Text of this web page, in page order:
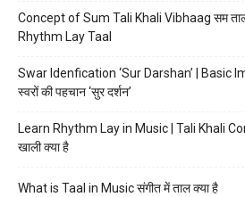
Concept of Sum Tali Khali Vibhaag सम
Rhythm Lay Taal
Swar Idenfication ‘Sur Darshan’ | Basic
स्वरों की पहचान ‘सुर दर्शन’
Learn Rhythm Lay in Music | Tali Khali
खाली क्या है
What is Taal in Music संगीत में ताल क्या है